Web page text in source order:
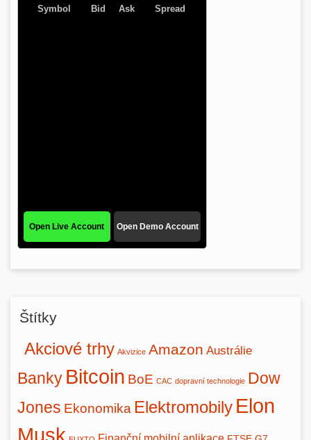
Štítky
Akciové trhy Akvizice Amazon Austrálie
Banky Bitcoin BoE CAC dopravní technologie Dow
Jones Ekonomika Elektromobily Elon
Musk